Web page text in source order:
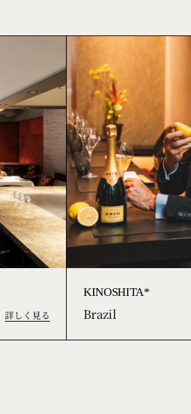
詳しく見る
KINOSHITA*
Brazil